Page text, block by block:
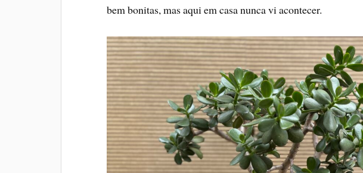
bem bonitas, mas aqui em casa nunca vi acontecer.